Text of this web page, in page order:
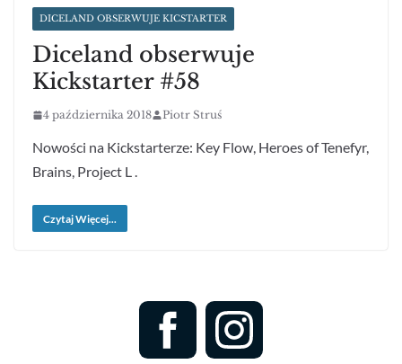
DICELAND OBSERWUJE KICSTARTER
Diceland obserwuje
Kickstarter #58
4 października 2018 Piotr Struś
Nowości na Kickstarterze: Key Flow, Heroes of Tenefyr,
Brains, Project L .
Czytaj Więcej...